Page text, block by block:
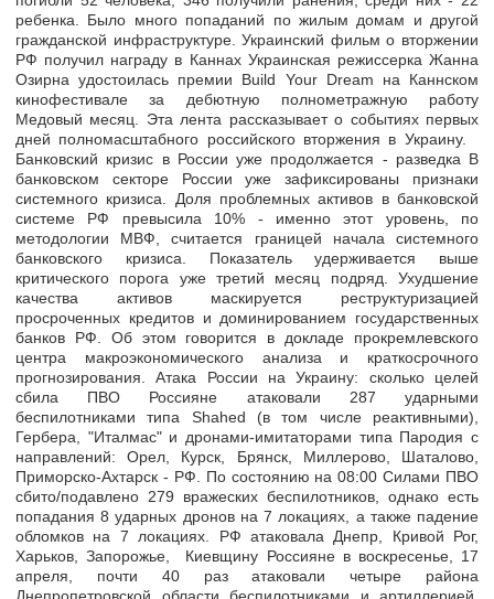
ребенка. Было много попаданий по жилым домам и другой
гражданской инфраструктуре. Украинский фильм о вторжении
РФ получил награду в Каннах Украинская режиссерка Жанна
Озирна удостоилась премии Build Your Dream на Каннском
кинофестивале за дебютную полнометражную работу
Медовый месяц. Эта лента рассказывает о событиях первых
дней полномасштабного российского вторжения в Украину.
Банковский кризис в России уже продолжается - разведка В
банковском секторе России уже зафиксированы признаки
системного кризиса. Доля проблемных активов в банковской
системе РФ превысила 10% - именно этот уровень, по
методологии МВФ, считается границей начала системного
банковского кризиса. Показатель удерживается выше
критического порога уже третий месяц подряд. Ухудшение
качества активов маскируется реструктуризацией
просроченных кредитов и доминированием государственных
банков РФ. Об этом говорится в докладе прокремлевского
центра макроэкономического анализа и краткосрочного
прогнозирования. Атака России на Украину: сколько целей
сбила ПВО Россияне атаковали 287 ударными
беспилотниками типа Shahed (в том числе реактивными),
Гербера, "Италмас" и дронами-имитаторами типа Пародия с
направлений: Орел, Курск, Брянск, Миллерово, Шаталово,
Приморско-Ахтарск - РФ. По состоянию на 08:00 Силами ПВО
сбито/подавлено 279 вражеских беспилотников, однако есть
попадания 8 ударных дронов на 7 локациях, а также падение
обломков на 7 локациях. РФ атаковала Днепр, Кривой Рог,
Харьков, Запорожье, Киевщину Россияне в воскресенье, 17
апреля, почти 40 раз атаковали четыре района